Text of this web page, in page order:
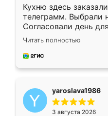
Кухню здесь
телеграмм. Выбрали
Согласовали день
недели кухня была
довольны работой.
мебель за
Читать полностью
yaroslava1986
3 августа 2026